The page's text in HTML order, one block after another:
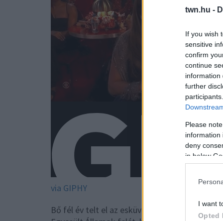
twn.hu -
If you wish
sensitive
confirm
continue
information
further
Please
information
deny
in below
I want
Opted
via GIPHY
Bő fél év telt el az esküvő óta, a Bennifer